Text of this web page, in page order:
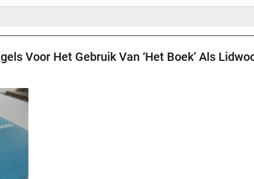
Voor Het Gebruik Van ‘Het Boek’ Als